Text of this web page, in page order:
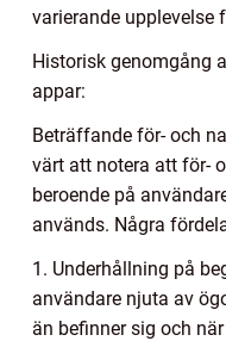
varierande upplevelse
Historisk genomgång
appar:
Beträffande för- och
värt att notera att för-
beroende på
används. Några
1. Underhållning på
användare njuta av
än befinner sig och